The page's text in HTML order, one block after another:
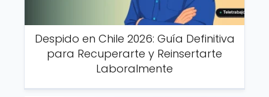
Despido en Chile 2026: Guía Definitiva
para Recuperarte y Reinsertarte
Laboralmente